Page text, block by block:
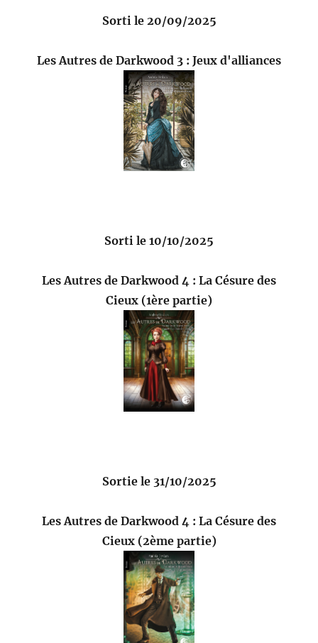
Sorti le 20/09/2025
Les Autres de Darkwood 3 : Jeux d'alliances
Sorti le 10/10/2025
Les Autres de Darkwood 4 : La Césure des
Cieux (1ère partie)
Sortie le 31/10/2025
Les Autres de Darkwood 4 : La Césure des
Cieux (2ème partie)